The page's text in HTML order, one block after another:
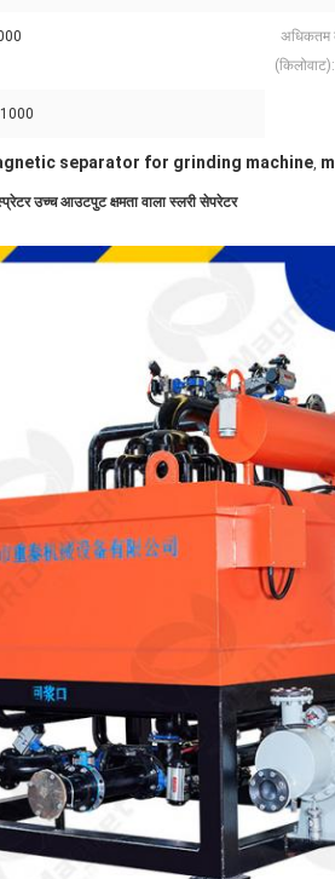
अधिकतम
(किलोवाट):
separator for grinding machine,
उच्च आउटपुट क्षमता वाला स्लरी सेपरेटर